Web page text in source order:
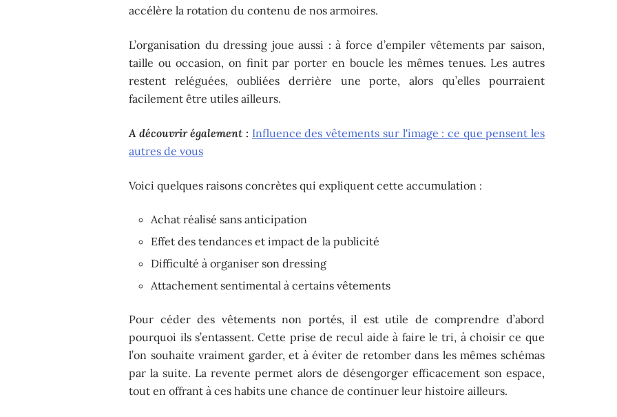
accélère la rotation du contenu de nos armoires.
L’organisation du dressing joue aussi : à force d’empiler vêtements par saison,
taille ou occasion, on finit par porter en boucle les mêmes tenues. Les autres
restent reléguées, oubliées derrière une porte, alors qu’elles pourraient
facilement être utiles ailleurs.
A découvrir également : Influence des vêtements sur l'image : ce que pensent les
autres de vous
Voici quelques raisons concrètes qui expliquent cette accumulation :
Achat réalisé sans anticipation
Effet des tendances et impact de la publicité
Difficulté à organiser son dressing
Attachement sentimental à certains vêtements
Pour céder des vêtements non portés, il est utile de comprendre d’abord
pourquoi ils s’entassent. Cette prise de recul aide à faire le tri, à choisir ce que
l’on souhaite vraiment garder, et à éviter de retomber dans les mêmes schémas
par la suite. La revente permet alors de désengorger efficacement son espace,
tout en offrant à ces habits une chance de continuer leur histoire ailleurs.